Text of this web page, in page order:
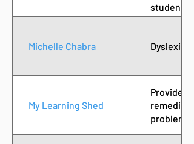
students
Michelle Chabra Dyslexia
My Learning Shed
Provides
problem-